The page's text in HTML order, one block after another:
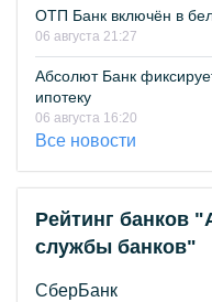
ОТП Банк включён в
06 августа 21:27
Абсолют Банк
ипотеку
06 августа 16:20
Все новости
Рейтинг банков
службы банков"
СберБанк